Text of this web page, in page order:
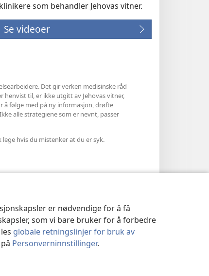
er nødvendige for å få
som vi bare bruker for å forbedre
globale retningslinjer for bruk av
Personverninnstillinger.
klinikere som behandler Jehovas vitner.
Se videoer
Det gir verken medisinske råd
til, er ikke utgitt av Jehovas vitner,
å følge med på ny informasjon, drøfte
alle strategiene som er nevnt, passer
hvis du mistenker at du er syk.